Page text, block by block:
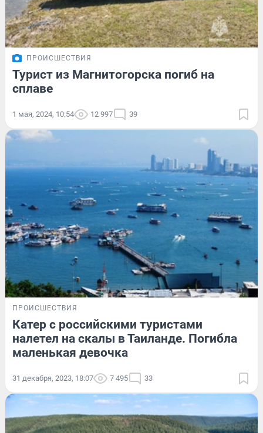
ПРОИСШЕСТВИЯ
Турист из Магнитогорска погиб на
сплаве
1 мая, 2024, 10:54 12 997 39
ПРОИСШЕСТВИЯ
Катер с российскими туристами
налетел на скалы в Таиланде. Погибла
маленькая девочка
31 декабря, 2023, 18:07 7 495 33